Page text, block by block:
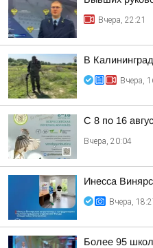
Вчера, 22:21
В
Вчера,
С 8 по 16
Вчера, 20:04
Инесса
Вчера,
Более 95 школ